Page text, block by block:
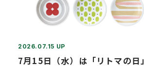
2026.07.15 UP
7月15日（水）は「リトマの日」